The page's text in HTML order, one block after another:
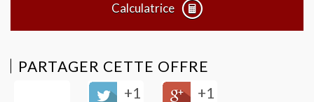
Calculatrice
PARTAGER CETTE OFFRE
+1
+1